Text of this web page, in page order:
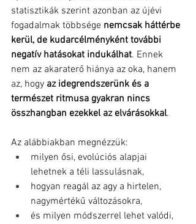
statisztikák szerint azonban az újévi
fogadalmak többsége nemcsak háttérbe
kerül, de kudarcélményként további
negatív hatásokat indukálhat. Ennek
nem az akaraterő hiánya az oka, hanem
az, hogy az idegrendszerünk és a
természet ritmusa gyakran nincs
összhangban ezekkel az elvárásokkal.
Az alábbiakban megnézzük:
milyen ősi, evolúciós alapjai
lehetnek a téli lassulásnak,
hogyan reagál az agy a hirtelen,
nagymértékű változásokra,
és milyen módszerrel lehet valódi,